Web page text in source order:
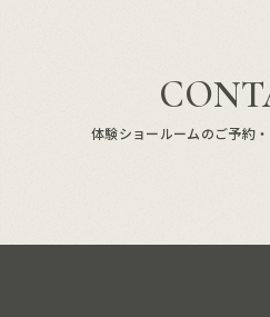
体験ショールームのご予約